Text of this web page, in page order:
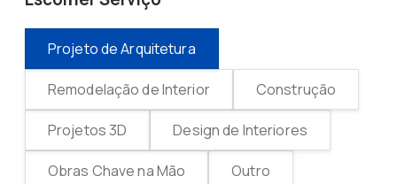
Projeto de Arquitetura
Remodelação de Interior Construção
Projetos 3D Design de Interiores
Obras Chave na Mão Outro